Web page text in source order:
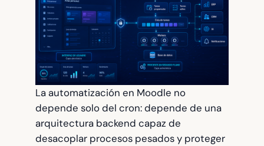
La automatización en Moodle no
depende solo del cron: depende de una
arquitectura backend capaz de
desacoplar procesos pesados y proteger